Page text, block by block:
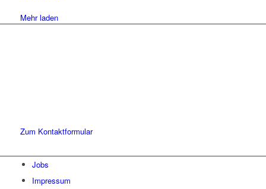
Mehr laden
Zum Kontaktformular
Jobs
Impressum